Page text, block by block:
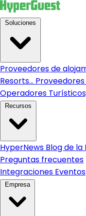
Proveedores de
Resorts... Proveedores
Operadores Turísticos,
HyperNews Blog de la
Preguntas frecuentes
Integraciones Eventos
Empresa